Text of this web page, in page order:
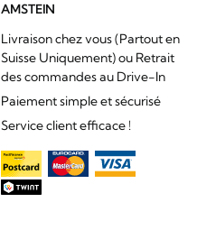
AMSTEIN
Livraison chez vous (Partout en
Suisse Uniquement) ou Retrait
des commandes au Drive-In
Paiement simple et sécurisé
Service client efficace !